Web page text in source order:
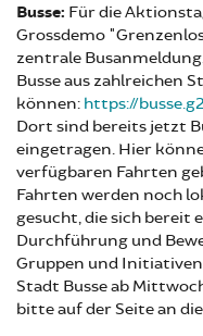
Busse: Für die
Grossdemo
zentrale
Busse aus zahlreichen
können: https://
Dort sind bereits jetzt
eingetragen. Hier
verfügbaren Fahrten
Fahrten werden noch
gesucht, die sich bereit
Durchführung und
Gruppen und
Stadt Busse ab
bitte auf der Seite an